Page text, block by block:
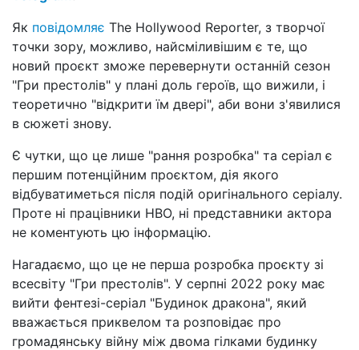
Як повідомляє The Hollywood Reporter, з творчої
точки зору, можливо, найсміливішим є те, що
новий проєкт зможе перевернути останній сезон
"Гри престолів" у плані доль героїв, що вижили, і
теоретично "відкрити їм двері", аби вони з'явилися
в сюжеті знову.
Є чутки, що це лише "рання розробка" та серіал є
першим потенційним проєктом, дія якого
відбуватиметься після подій оригінального серіалу.
Проте ні працівники HBO, ні представники актора
не коментують цю інформацію.
Нагадаємо, що це не перша розробка проєкту зі
всесвіту "Гри престолів". У серпні 2022 року має
вийти фентезі-серіал "Будинок дракона", який
вважається приквелом та розповідає про
громадянську війну між двома гілками будинку